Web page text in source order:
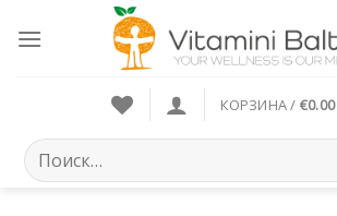
КОРЗИНА / €0.00
Искать: